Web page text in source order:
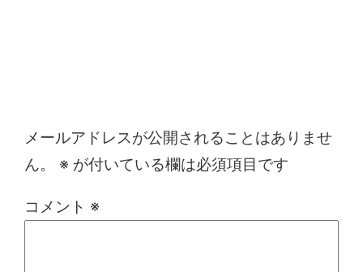
メールアドレスが公開されることはありませ
ん。
※ が付いている欄は必須項目です
コメント ※